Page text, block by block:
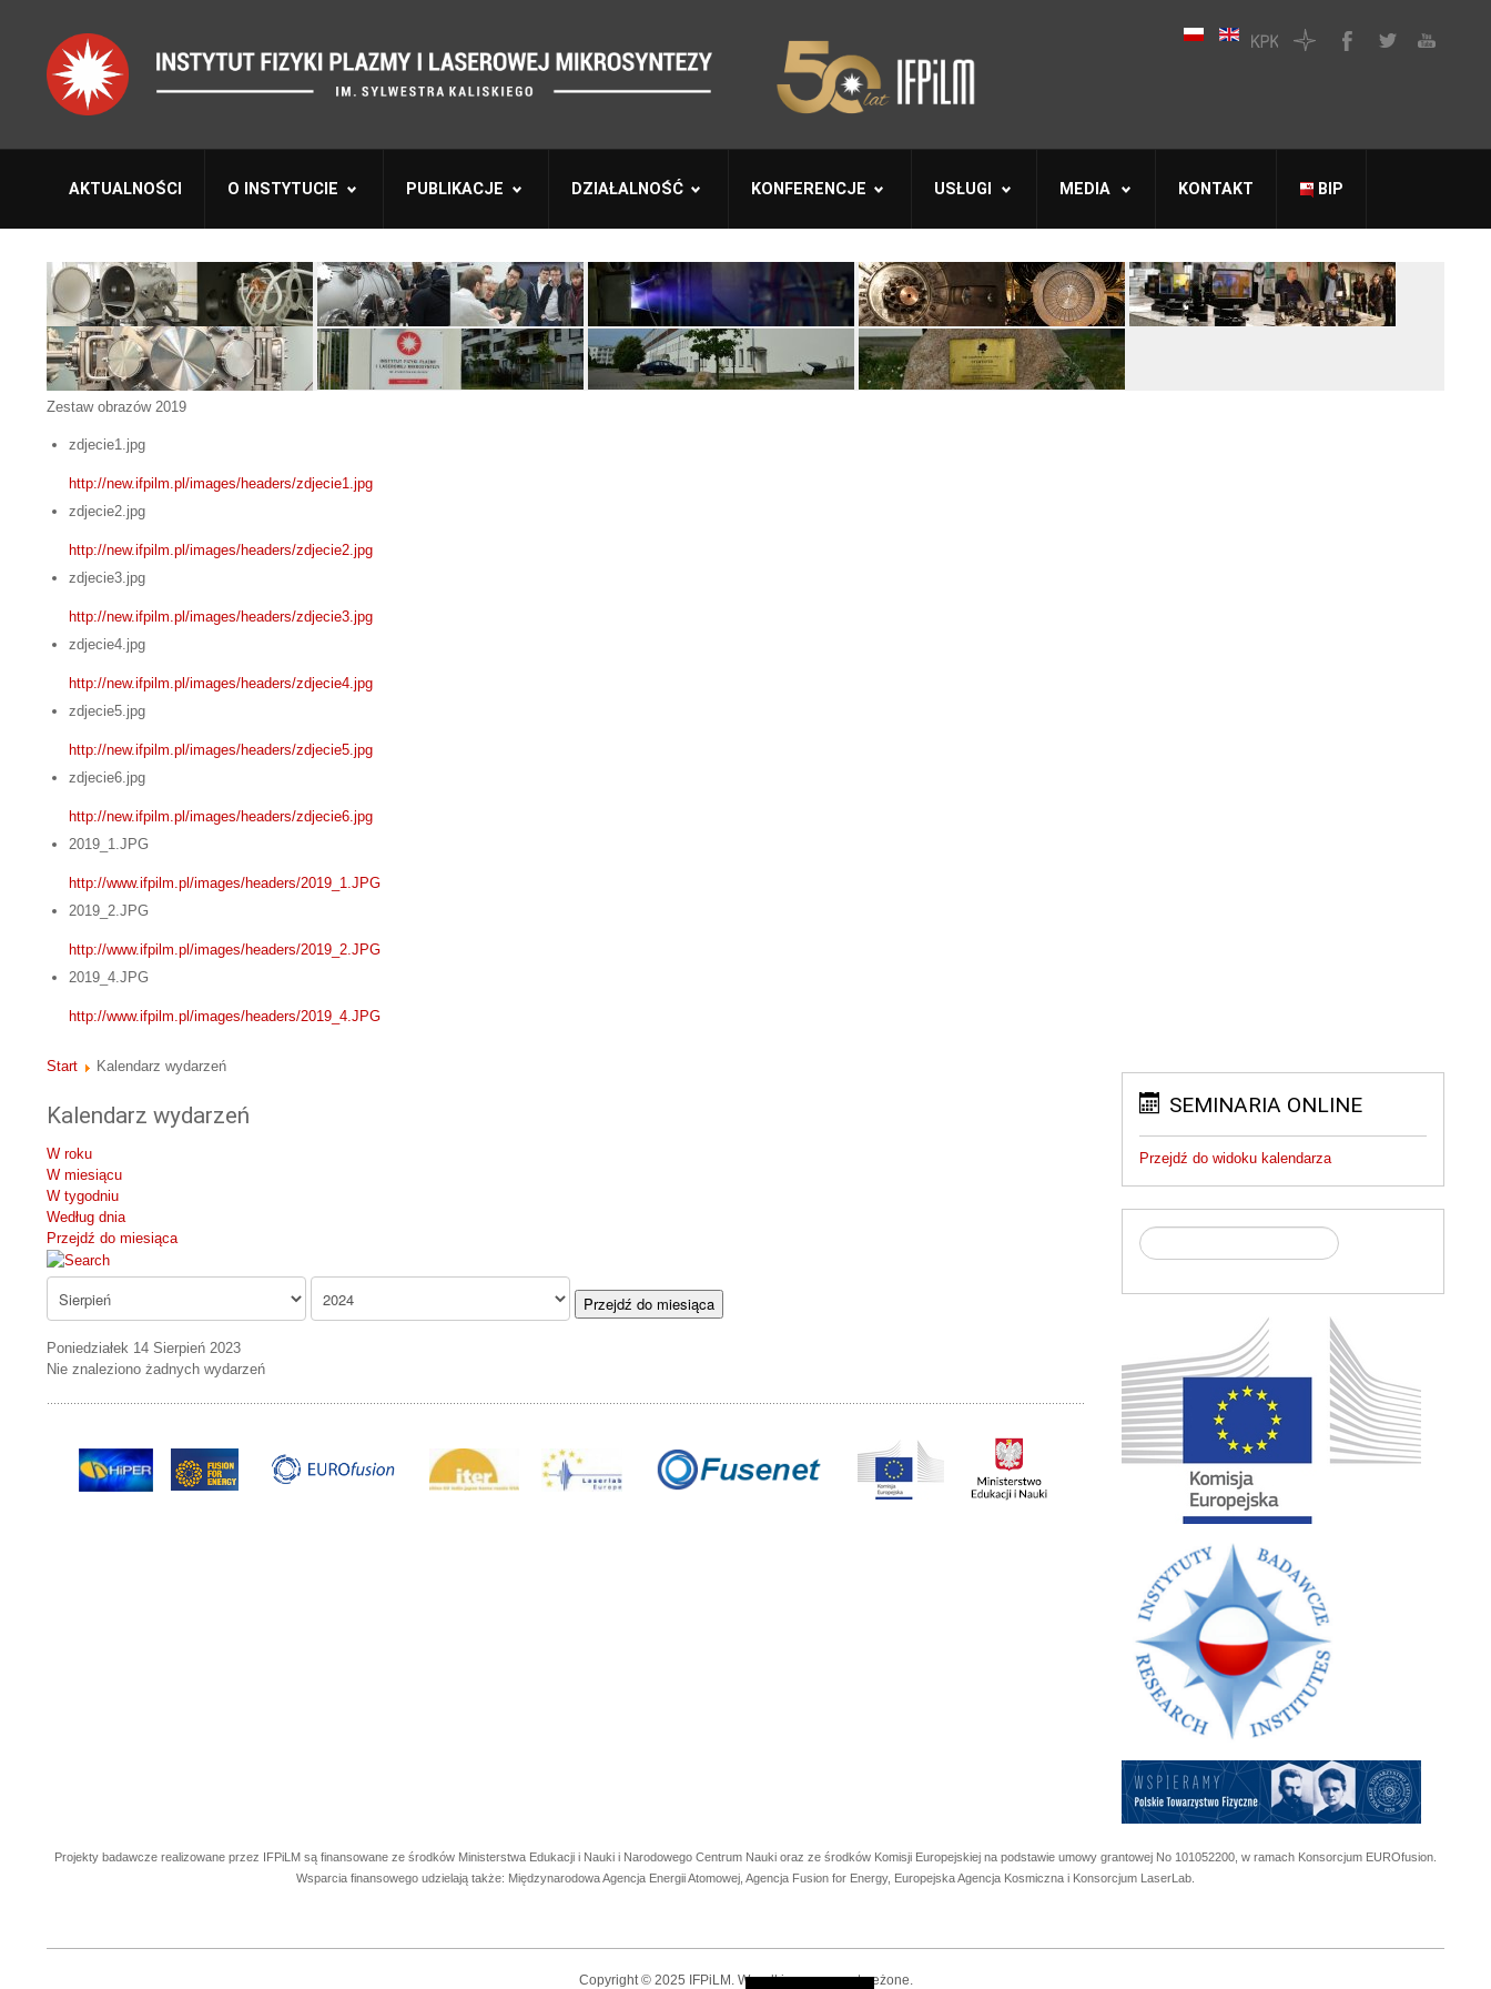
AKTUALNOŚCI O INSTYTUCIE PUBLIKACJE DZIAŁALNOŚĆ KONFERENCJE USŁUGI MEDIA KONTAKT BIP
Zestaw obrazów 2019
zdjecie1.jpg
http://new.ifpilm.pl/images/headers/zdjecie1.jpg
zdjecie2.jpg
http://new.ifpilm.pl/images/headers/zdjecie2.jpg
zdjecie3.jpg
http://new.ifpilm.pl/images/headers/zdjecie3.jpg
zdjecie4.jpg
http://new.ifpilm.pl/images/headers/zdjecie4.jpg
zdjecie5.jpg
http://new.ifpilm.pl/images/headers/zdjecie5.jpg
zdjecie6.jpg
http://new.ifpilm.pl/images/headers/zdjecie6.jpg
2019_1.JPG
http://www.ifpilm.pl/images/headers/2019_1.JPG
2019_2.JPG
http://www.ifpilm.pl/images/headers/2019_2.JPG
2019_4.JPG
http://www.ifpilm.pl/images/headers/2019_4.JPG
Start Kalendarz wydarzeń
Kalendarz wydarzeń
W roku
W miesiącu
W tygodniu
Według dnia
Przejdź do miesiąca
Przejdź do miesiąca
Poniedziałek 14 Sierpień 2023
Nie znaleziono żadnych wydarzeń
SEMINARIA ONLINE
Przejdź do widoku kalendarza
Projekty badawcze realizowane przez IFPiLM są finansowane ze środków Ministerstwa Edukacji i Nauki i Narodowego Centrum Nauki oraz ze środków Komisji Europejskiej na podstawie umowy grantowej No 101052200, w ramach Konsorcjum EUROfusion.
Wsparcia finansowego udzielają także: Międzynarodowa Agencja Energii Atomowej, Agencja Fusion for Energy, Europejska Agencja Kosmiczna i Konsorcjum LaserLab.
Copyright © 2025 IFPiLM. Wszelkie prawa zastrzeżone.